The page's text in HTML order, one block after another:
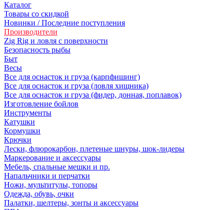
Каталог
Товары со скидкой
Новинки / Последние поступления
Производители
Zig Rig и ловля с поверхности
Безoпасность рыбы
Быт
Весы
Все для оснасток и груза (карпфишинг)
Все для оснасток и груза (ловля хищника)
Все для оснасток и груза (фидер, донная, поплавок)
Изготовление бойлов
Инструменты
Катушки
Кормушки
Крючки
Лески, флюрокарбон, плетеные шнуры, шок-лидеры
Маркерование и аксессуары
Мебель, спальные мешки и пр.
Напальчники и перчатки
Ножи, мультитулы, топоры
Одежда, обувь, очки
Палатки, шелтеры, зонты и аксессуары